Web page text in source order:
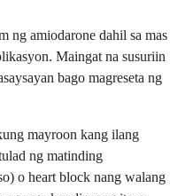
ng amiodarone dahil sa mas
Maingat na susuriin
bago magreseta ng
mayroon kang ilang
ng matinding
o heart block nang walang